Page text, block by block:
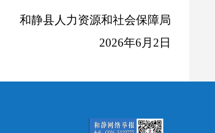
和静县人力资源和社会保障局
2026年6 月 2 日